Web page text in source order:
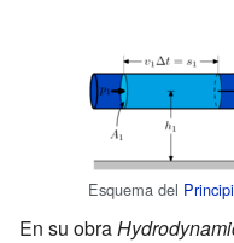
Esquema del
En su obra